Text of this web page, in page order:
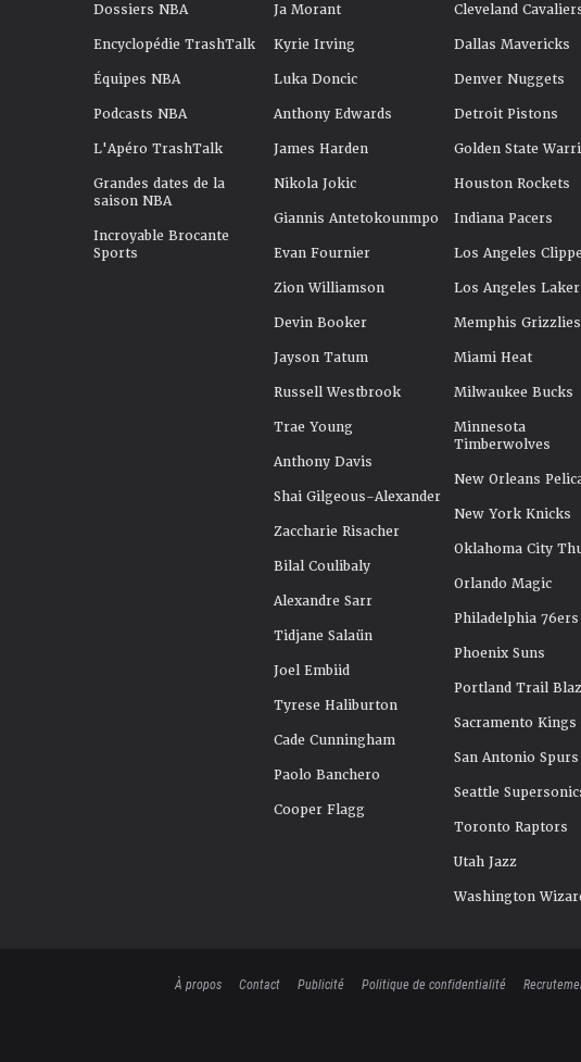
Dossiers NBA
Encyclopédie TrashTalk
Équipes NBA
Podcasts NBA
L'Apéro TrashTalk
Grandes dates de la
saison NBA
Incroyable Brocante
Sports
Ja Morant
Kyrie Irving
Luka Doncic
Anthony Edwards
James Harden
Nikola Jokic
Giannis Antetokounmpo
Evan Fournier
Zion Williamson
Devin Booker
Jayson Tatum
Russell Westbrook
Trae Young
Anthony Davis
Shai Gilgeous-Alexander
Zaccharie Risacher
Bilal Coulibaly
Alexandre Sarr
Tidjane Salaün
Joel Embiid
Tyrese Haliburton
Cade Cunningham
Paolo Banchero
Cooper Flagg
Cleveland
Dallas Mavericks
Denver Nuggets
Detroit Pistons
Golden State
Houston Rockets
Indiana Pacers
Los Angeles
Los Angeles
Memphis Grizzlies
Miami Heat
Milwaukee Bucks
Minnesota
Timberwolves
New Orleans
New York Knicks
Oklahoma City
Orlando Magic
Philadelphia 76ers
Phoenix Suns
Portland Trail
Sacramento Kings
San Antonio Spurs
Seattle
Toronto Raptors
Utah Jazz
Washington
À propos Contact Publicité Politique de confidentialité